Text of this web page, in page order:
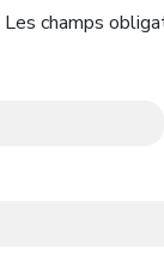
Les champs